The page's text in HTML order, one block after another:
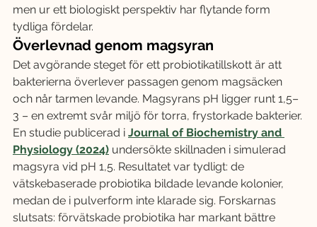
men ur ett biologiskt perspektiv har flytande form
tydliga fördelar.
Överlevnad genom magsyran
Det avgörande steget för ett probiotikatillskott är att
bakterierna överlever passagen genom magsäcken
och når tarmen levande. Magsyrans pH ligger runt 1,5–
3 – en extremt svår miljö för torra, frystorkade bakterier.
En studie publicerad i Journal of Biochemistry and
Physiology (2024) undersökte skillnaden i simulerad
magsyra vid pH 1,5. Resultatet var tydligt: de
vätskebaserade probiotika bildade levande kolonier,
medan de i pulverform inte klarade sig. Forskarnas
slutsats: förvätskade probiotika har markant bättre